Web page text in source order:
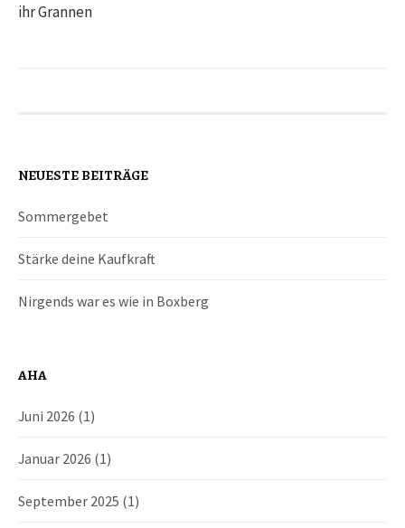
ihr Grannen
NEUESTE BEITRÄGE
Sommergebet
Stärke deine Kaufkraft
Nirgends war es wie in Boxberg
AHA
Juni 2026 (1)
Januar 2026 (1)
September 2025 (1)